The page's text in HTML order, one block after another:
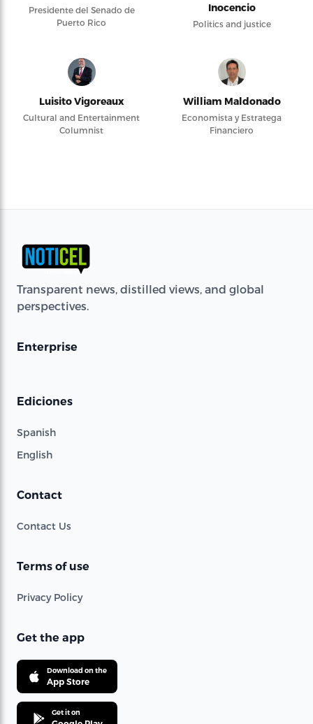
Presidente del Senado de
Puerto Rico
Inocencio
Politics and justice
Luisito Vigoreaux
Cultural and Entertainment
Columnist
William Maldonado
Economista y Estratega
Financiero
Transparent news, distilled views, and global
perspectives.
Enterprise
Ediciones
Spanish
English
Contact
Contact Us
Terms of use
Privacy Policy
Get the app
Download on the
App Store
Get it on